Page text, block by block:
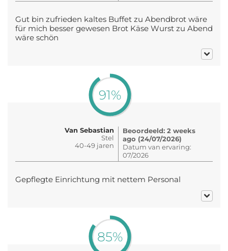
Gut bin zufrieden kaltes Buffet zu Abendbrot wäre
für mich besser gewesen Brot Käse Wurst zu Abend
wäre schön
91%
Van Sebastian
Stel
40-49 jaren
Beoordeeld: 2 weeks
ago (24/07/2026)
Datum van ervaring:
07/2026
Gepflegte Einrichtung mit nettem Personal
85%